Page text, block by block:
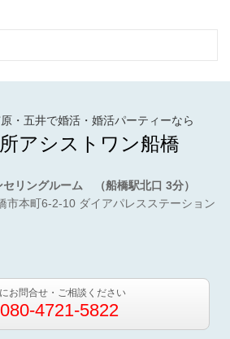
・五井で婚活・婚活パーティーなら
アシストワン船橋
リングルーム （船橋駅北口 3分）
本町6-2-10 ダイアパレスステーション
お問合せ・ご相談ください
080-4721-5822